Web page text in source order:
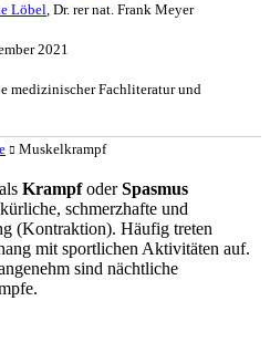
Löbel, Dr. rer nat. Frank Meyer
2021
medizinischer Fachliteratur und
Muskelkrampf
KrampfoderSpasmus
schmerzhafte und
(Kontraktion). Häufig treten
mit sportlichen Aktivitäten auf.
sind nächtliche